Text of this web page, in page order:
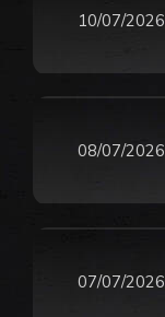
10/07/2026
08/07/2026
07/07/2026